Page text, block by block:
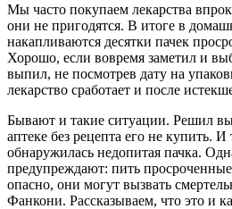
Мы часто покупаем лекарства
они не пригодятся. В итоге в
накапливаются десятки пачек
Хорошо, если вовремя заметил и
выпил, не посмотрев дату на
лекарство сработает и после
Бывают и такие ситуации. Решил
аптеке без рецепта его не купить.
обнаружилась недопитая пачка.
предупреждают: пить
опасно, они могут вызвать
Фанкони. Рассказываем, что это и